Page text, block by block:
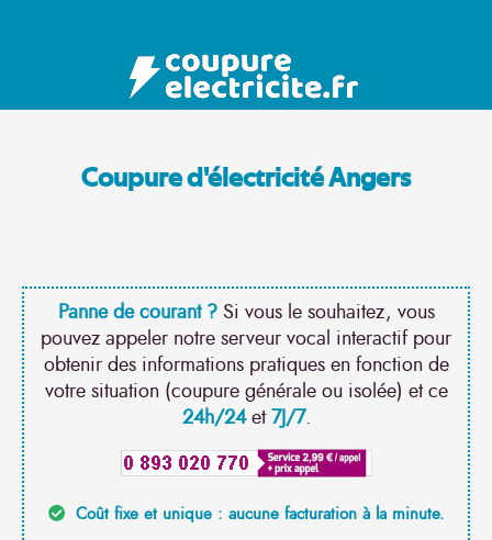
Coupure d'électricité Angers
Panne de courant ?Si vous le souhaitez, vous
pouvez appeler notre serveur vocal interactif pour
obtenir des informations pratiques en fonction de
votre situation (coupure générale ou isolée) et ce
24h/24et7J/7.
Coût fixe et unique : aucune facturation à la minute.